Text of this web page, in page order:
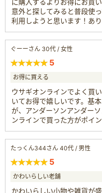
に購入するよりお得にお買
意外と探してみると普段使
利用しようと思います！あ
ぐーーさん 30代 / 女性
5
お得に買える
ウサギオンラインでよく買
いてお得で嬉しいです。基
が、アンダーソンアンダー
ンラインで買った方がポイ
たっくん344さん 40代 / 男性
5
かわいらしい老舗
かわいらしい小物や雑貨が